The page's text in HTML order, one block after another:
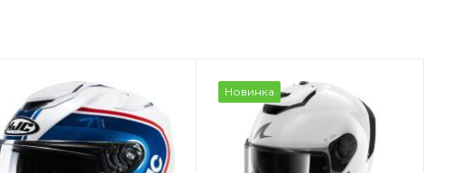
Новинка